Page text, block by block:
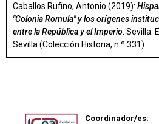
Caballos Rufino, Antonio (2019):
"Colonia Romula" y los orígenes
entre la República y el Imperio . Sevilla:
Sevilla (Colección Historia, n.º 331)
Coordinador/es: